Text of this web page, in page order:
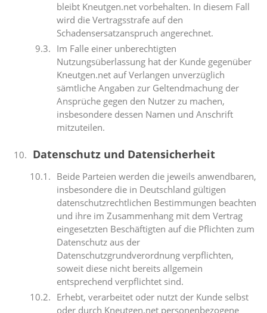
bleibt Kneutgen.net vorbehalten. In diesem Fall
wird die Vertragsstrafe auf den
Schadensersatzanspruch angerechnet.
Im Falle einer unberechtigten
Nutzungsüberlassung hat der Kunde gegenüber
Kneutgen.net auf Verlangen unverzüglich
sämtliche Angaben zur Geltendmachung der
Ansprüche gegen den Nutzer zu machen,
insbesondere dessen Namen und Anschrift
mitzuteilen.
Datenschutz und Datensicherheit
Beide Parteien werden die jeweils anwendbaren,
insbesondere die in Deutschland gültigen
datenschutzrechtlichen Bestimmungen beachten
und ihre im Zusammenhang mit dem Vertrag
eingesetzten Beschäftigten auf die Pflichten zum
Datenschutz aus der
Datenschutzgrundverordnung verpflichten,
soweit diese nicht bereits allgemein
entsprechend verpflichtet sind.
Erhebt, verarbeitet oder nutzt der Kunde selbst
oder durch Kneutgen.net personenbezogene